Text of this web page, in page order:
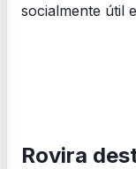
Rovira